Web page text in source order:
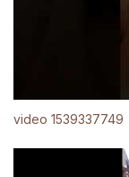
video 1539337749